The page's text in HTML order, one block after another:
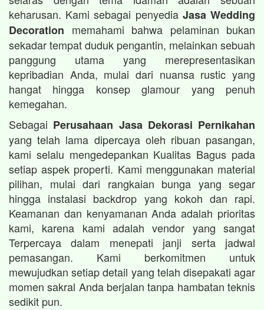
keharusan. Kami sebagai penyedia Jasa Wedding
Decoration memahami bahwa pelaminan bukan
sekadar tempat duduk pengantin, melainkan sebuah
panggung utama yang merepresentasikan
kepribadian Anda, mulai dari nuansa rustic yang
hangat hingga konsep glamour yang penuh
kemegahan.
Sebagai Perusahaan Jasa Dekorasi Pernikahan
yang telah lama dipercaya oleh ribuan pasangan,
kami selalu mengedepankan Kualitas Bagus pada
setiap aspek properti. Kami menggunakan material
pilihan, mulai dari rangkaian bunga yang segar
hingga instalasi backdrop yang kokoh dan rapi.
Keamanan dan kenyamanan Anda adalah prioritas
kami, karena kami adalah vendor yang sangat
Terpercaya dalam menepati janji serta jadwal
pemasangan. Kami berkomitmen untuk
mewujudkan setiap detail yang telah disepakati agar
momen sakral Anda berjalan tanpa hambatan teknis
sedikit pun.